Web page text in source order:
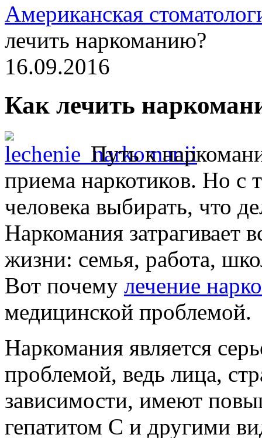
Американская
лечить наркоманию?
16.09.2016
Как лечить
Путь к
приема наркотиков. Но с
человека выбирать, что
Наркомания затрагивает
жизни: семья, работа,
Вот почему лечение
медицинской проблемой.
Наркомания является
проблемой, ведь лица,
зависимости, имеют
гепатитом С и другими